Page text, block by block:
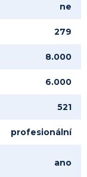
ne
279
8.000
6.000
521
profesionální
ano